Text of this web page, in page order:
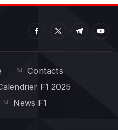
Contacts
F1 2025
News F1